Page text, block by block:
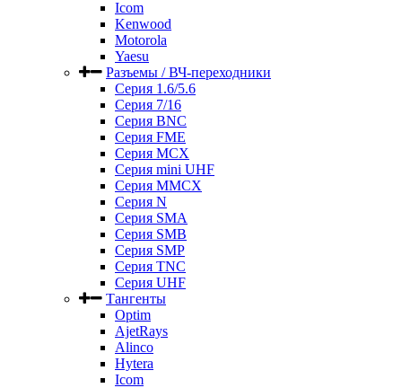
Icom
Kenwood
Motorola
Yaesu
Разъемы / ВЧ-переходники
Серия 1.6/5.6
Серия 7/16
Серия BNC
Серия FME
Серия MCX
Серия mini UHF
Серия MMCX
Серия N
Серия SMA
Серия SMB
Серия SMP
Серия TNC
Серия UHF
Тангенты
Optim
AjetRays
Alinco
Hytera
Icom